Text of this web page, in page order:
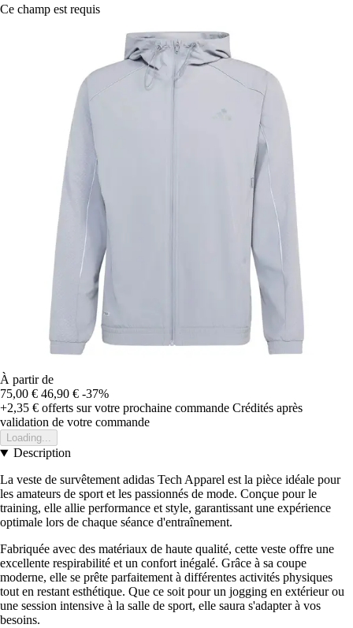
Ce champ est requis
À partir de
75,00 € 46,90 € -37%
+2,35 € offerts sur votre prochaine commande Crédités après
validation de votre commande
Loading...
Description
La veste de survêtement adidas Tech Apparel est la pièce idéale pour
les amateurs de sport et les passionnés de mode. Conçue pour le
training, elle allie performance et style, garantissant une expérience
optimale lors de chaque séance d'entraînement.
Fabriquée avec des matériaux de haute qualité, cette veste offre une
excellente respirabilité et un confort inégalé. Grâce à sa coupe
moderne, elle se prête parfaitement à différentes activités physiques
tout en restant esthétique. Que ce soit pour un jogging en extérieur ou
une session intensive à la salle de sport, elle saura s'adapter à vos
besoins.